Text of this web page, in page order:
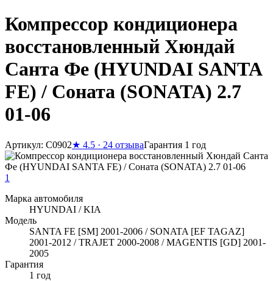
Компрессор кондиционера
восстановленный Хюндай
Санта Фе (HYUNDAI SANTA
FE) / Соната (SONATA) 2.7
01-06
Артикул: C0902★ 4.5 · 24 отзываГарантия 1 год
1
Марка автомобиля
HYUNDAI / KIA
Модель
SANTA FE [SM] 2001-2006 / SONATA [EF TAGAZ]
2001-2012 / TRAJET 2000-2008 / MAGENTIS [GD] 2001-
2005
Гарантия
1 год